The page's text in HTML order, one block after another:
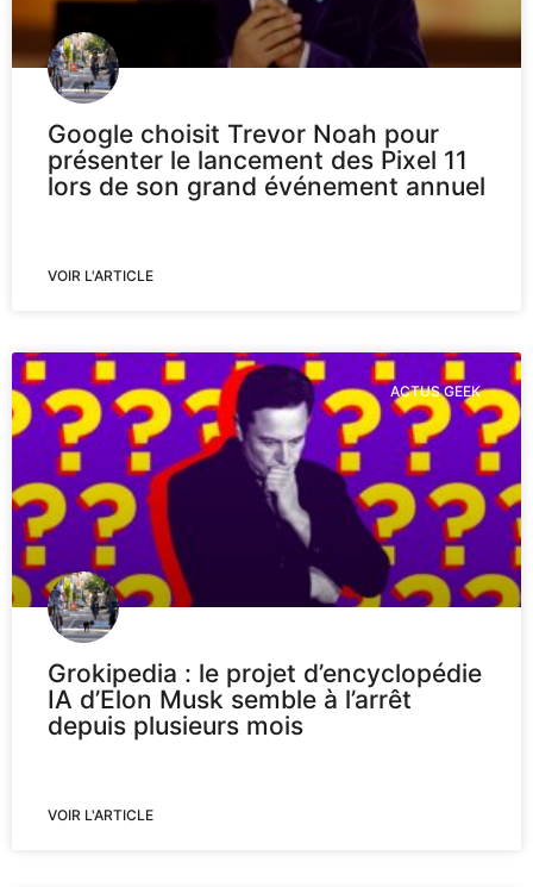
Google choisit Trevor Noah pour
présenter le lancement des Pixel 11
lors de son grand événement annuel
VOIR L'ARTICLE
ACTUS GEEK
Grokipedia : le projet d’encyclopédie
IA d’Elon Musk semble à l’arrêt
depuis plusieurs mois
VOIR L'ARTICLE